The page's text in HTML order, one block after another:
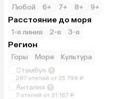
Любой 6+ 7+ 8+ 9+
Расстояние до моря
1-я линия 2-я 3-я
Регион
Горы Море
Культура
Стамбул
287 отелей от 25 799 ₽
Анталия
7 отелей от 31 167 ₽